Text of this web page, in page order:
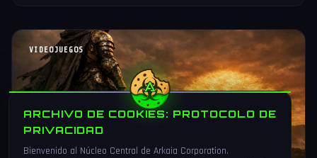
VIDEOJUEGOS
ARCHIVO DE COOKIES: PROTOCOLO DE
PRIVACIDAD
Bienvenido al Núcleo Central de Arkaia Corporation.